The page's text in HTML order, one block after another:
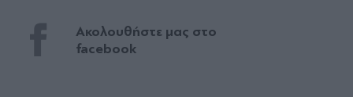
Ακολουθήστε μας στο
facebook